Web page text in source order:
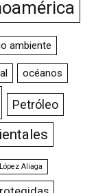
ambiente
océanos
Petróleo
Aliaga